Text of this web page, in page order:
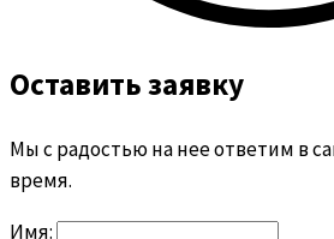
Оставить заявку
Мы с радостью на нее ответим в
время.
Имя: